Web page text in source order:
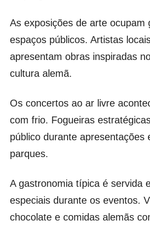
As exposições de arte ocupam
espaços públicos. Artistas
apresentam obras inspiradas
cultura alemã.
Os concertos ao ar livre
com frio. Fogueiras
público durante apresentações
parques.
A gastronomia típica é servida
especiais durante os eventos.
chocolate e comidas alemãs